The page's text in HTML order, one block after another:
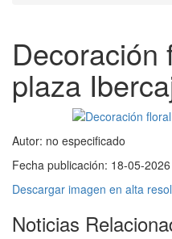
Decoración
plaza
Autor: no especificado
Fecha publicación: 18-05-2026
Descargar imagen en alta
Noticias